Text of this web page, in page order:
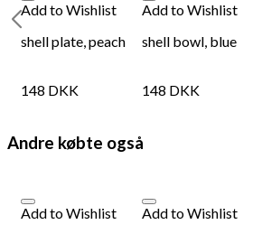
Add to Wishlist
shell plate, peach
148 DKK
Add to Wishlist
shell bowl, blue
148 DKK
Andre købte også
Add to Wishlist
Add to Wishlist